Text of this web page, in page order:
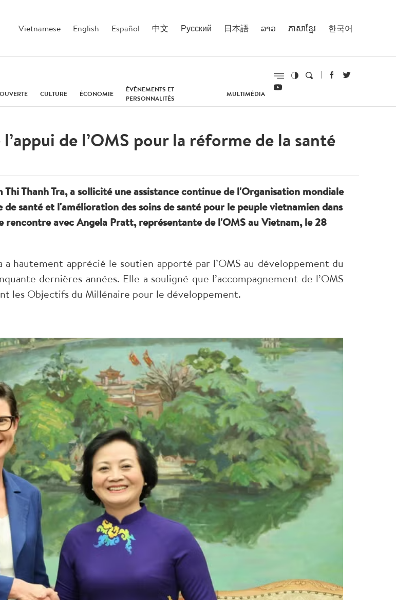
Vietnamese English Español 中文 Русский 日本語 ລາວ ភាសាខ្មែរ 한국어
CULTURE ÉCONOMIE
ÉVÉNEMENTS ET
PERSONNALITÉS
MULTIMÉDIA
de l’OMS pour la réforme de la santé
Thanh Tra, a sollicité une assistance continue de l'Organisation mondiale
santé et l'amélioration des soins de santé pour le peuple vietnamien dans
rencontre avec Angela Pratt, représentante de l'OMS au Vietnam, le 28
a hautement apprécié le soutien apporté par l’OMS au développement du
dernières années. Elle a souligné que l’accompagnement de l’OMS
les Objectifs du Millénaire pour le développement.